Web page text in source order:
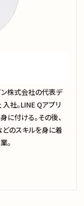
株式会社の代表デ
社。LINE Qアプリ
に付ける。その後、
どのスキルを身に着
。